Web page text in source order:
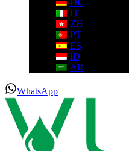
IT
ZH
PT
ES
ID
AR
WhatsApp